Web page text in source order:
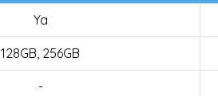
Ya
128GB, 256GB
-